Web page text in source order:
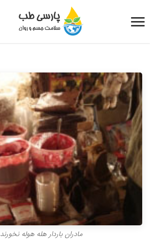
مادران باردار هله هوله نخورند